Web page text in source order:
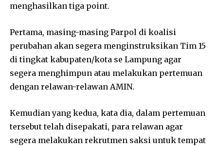
menghasilkan tiga point.
Pertama, masing-masing Parpol di koalisi
perubahan akan segera menginstruksikan Tim 15
di tingkat kabupaten/kota se Lampung agar
segera menghimpun atau melakukan pertemuan
dengan relawan-relawan AMIN.
Kemudian yang kedua, kata dia, dalam pertemuan
tersebut telah disepakati, para relawan agar
segera melakukan rekrutmen saksi untuk tempat